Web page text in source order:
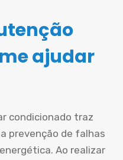
ajudar
condicionado traz
prevenção de falhas
Ao realizar